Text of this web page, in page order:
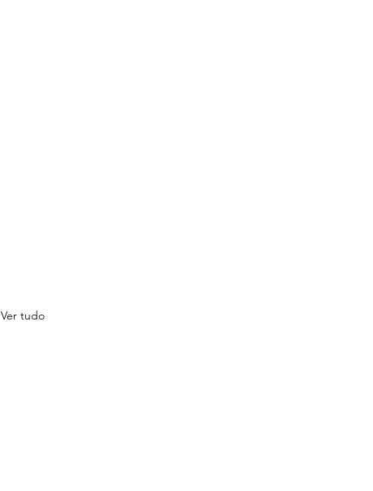
Ver tudo